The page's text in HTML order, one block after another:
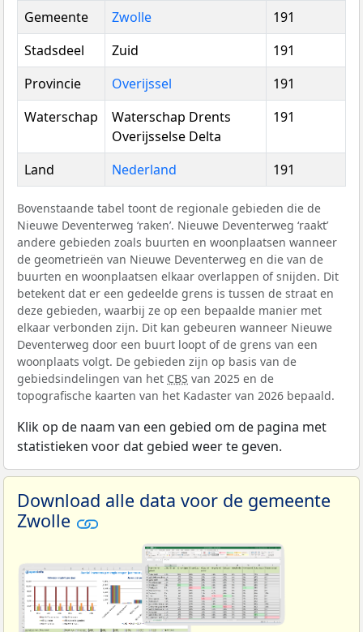
Gemeente
Zwolle
191
Stadsdeel
Zuid
191
Provincie
Overijssel
191
Waterschap
Waterschap Drents
Overijsselse Delta
191
Land Nederland 191
Bovenstaande tabel toont de regionale gebieden die de
Nieuwe Deventerweg ‘raken’. Nieuwe Deventerweg ‘raakt’
andere gebieden zoals buurten en woonplaatsen wanneer
de geometrieën van Nieuwe Deventerweg en die van de
buurten en woonplaatsen elkaar overlappen of snijden. Dit
betekent dat er een gedeelde grens is tussen de straat en
deze gebieden, waarbij ze op een bepaalde manier met
elkaar verbonden zijn. Dit kan gebeuren wanneer Nieuwe
Deventerweg door een buurt loopt of de grens van een
woonplaats volgt. De gebieden zijn op basis van de
gebiedsindelingen van het CBS van 2025 en de
topografische kaarten van het Kadaster van 2026 bepaald.
Klik op de naam van een gebied om de pagina met
statistieken voor dat gebied weer te geven.
Download alle data voor de gemeente
Zwolle